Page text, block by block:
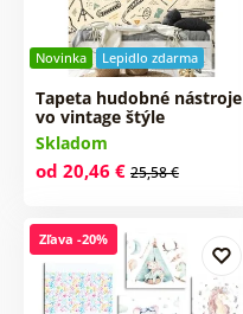
Novinka Lepidlo zdarma
Tapeta hudobné nástroje
vo vintage štýle
Skladom
od 20,46 € 25,58 €
Zľava -20%